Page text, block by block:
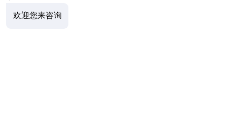
欢迎您来咨询